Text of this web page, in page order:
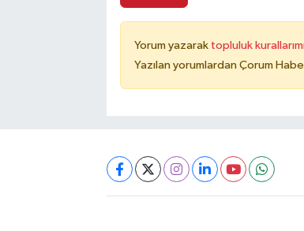
Yorum yazarak topluluk
Yazılan yorumlardan Çorum